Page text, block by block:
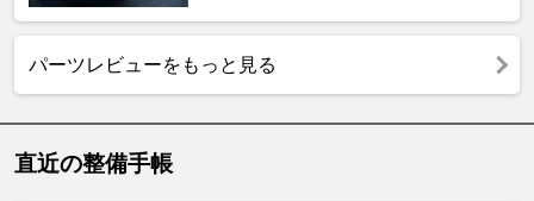
パーツレビューをもっと見る
直近の整備手帳